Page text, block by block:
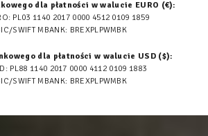
dla płatności w walucie EURO (€):
PL03 1140 2017 0000 4512 0109 1859
SWIFT MBANK: BREXPLPWMBK
dla płatności w walucie USD ($):
PL88 1140 2017 0000 4112 0109 1883
SWIFT MBANK: BREXPLPWMBK